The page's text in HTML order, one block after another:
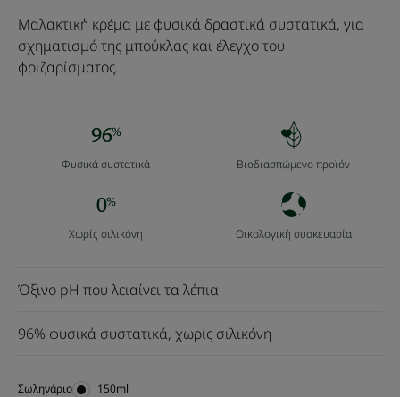
Μαλακτική κρέμα με φυσικά δραστικά συστατικά, για
σχηματισμό της μπούκλας και έλεγχο του
φριζαρίσματος.
Φυσικά συστατικά Βιοδιασπώμενο προϊόν
Χωρίς σιλικόνη Οικολογική συσκευασία
Όξινο pH που λειαίνει τα λέπια
96% φυσικά συστατικά, χωρίς σιλικόνη
Σωληνάριο Σωληνάριο
150ml